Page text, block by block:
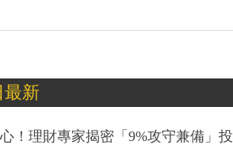
最新
！理財專家揭密「9%攻守兼備」投